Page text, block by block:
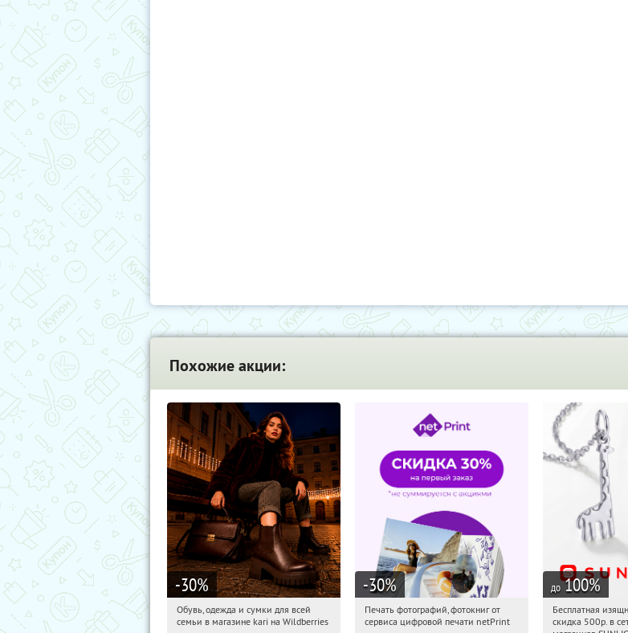
Похожие акции:
-30%
08:49:29 Получили:
Обувь, одежда и сумки для всей
семьи в магазине kari на Wildberries
-30%
08:49:29 Получили:
Печать фотографий, фотокниг от
сервиса цифровой печати netPrint
до 100%
08:49:29
Бесплатная
скидка 500р. в